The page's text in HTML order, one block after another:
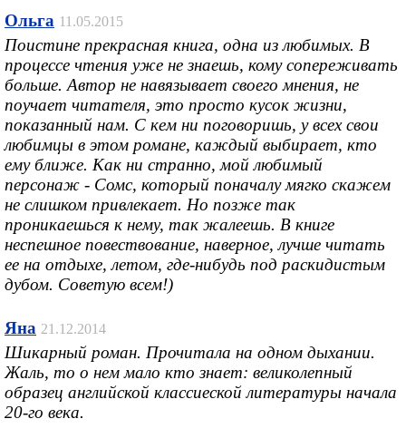
Ольга 11.05.2015
Поистине прекрасная книга, одна из любимых. В
процессе чтения уже не знаешь, кому сопереживать
больше. Автор не навязывает своего мнения, не
поучает читателя, это просто кусок жизни,
показанный нам. С кем ни поговоришь, у всех свои
любимцы в этом романе, каждый выбирает, кто
ему ближе. Как ни странно, мой любимый
персонаж - Сомс, который поначалу мягко скажем
не слишком привлекает. Но позже так
проникаешься к нему, так жалеешь. В книге
неспешное повествование, наверное, лучше читать
ее на отдыхе, летом, где-нибудь под раскидистым
дубом. Советую всем!)
Яна 21.12.2014
Шикарный роман. Прочитала на одном дыхании.
Жаль, то о нем мало кто знает: великолепный
образец английской классиеской литературы начала
20-го века.